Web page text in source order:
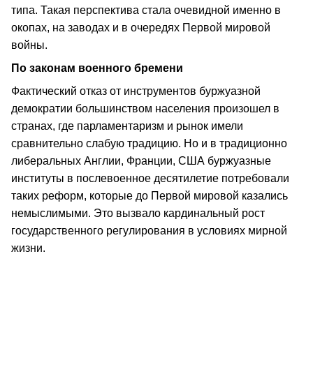
типа. Такая перспектива стала очевидной именно в
окопах, на заводах и в очередях Первой мировой
войны.
По законам военного бремени
Фактический отказ от инструментов буржуазной
демократии большинством населения произошел в
странах, где парламентаризм и рынок имели
сравнительно слабую традицию. Но и в традиционно
либеральных Англии, Франции, США буржуазные
институты в послевоенное десятилетие потребовали
таких реформ, которые до Первой мировой казались
немыслимыми. Это вызвало кардинальный рост
государственного регулирования в условиях мирной
жизни.